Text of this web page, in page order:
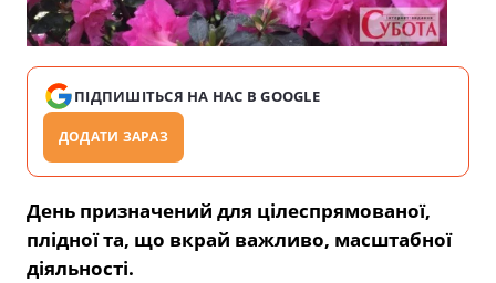
ПІДПИШІТЬСЯ НА НАС В GOOGLE
ДОДАТИ ЗАРАЗ
День призначений для цілеспрямованої,
плідної та, що вкрай важливо, масштабної
діяльності.